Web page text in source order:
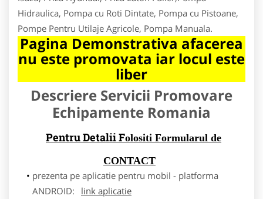
Hidraulica, Pompa cu Roti Dintate, Pompa cu Pistoane,
Pompe Pentru Utilaje Agricole, Pompa Manuala.
Pagina Demonstrativa afacerea
nu este promovata iar locul este
liber
Descriere Servicii Promovare
Echipamente Romania
Pentru Detalii Folositi Formularul de
CONTACT
prezenta pe aplicatie pentru mobil - platforma
ANDROID:
link aplicatie